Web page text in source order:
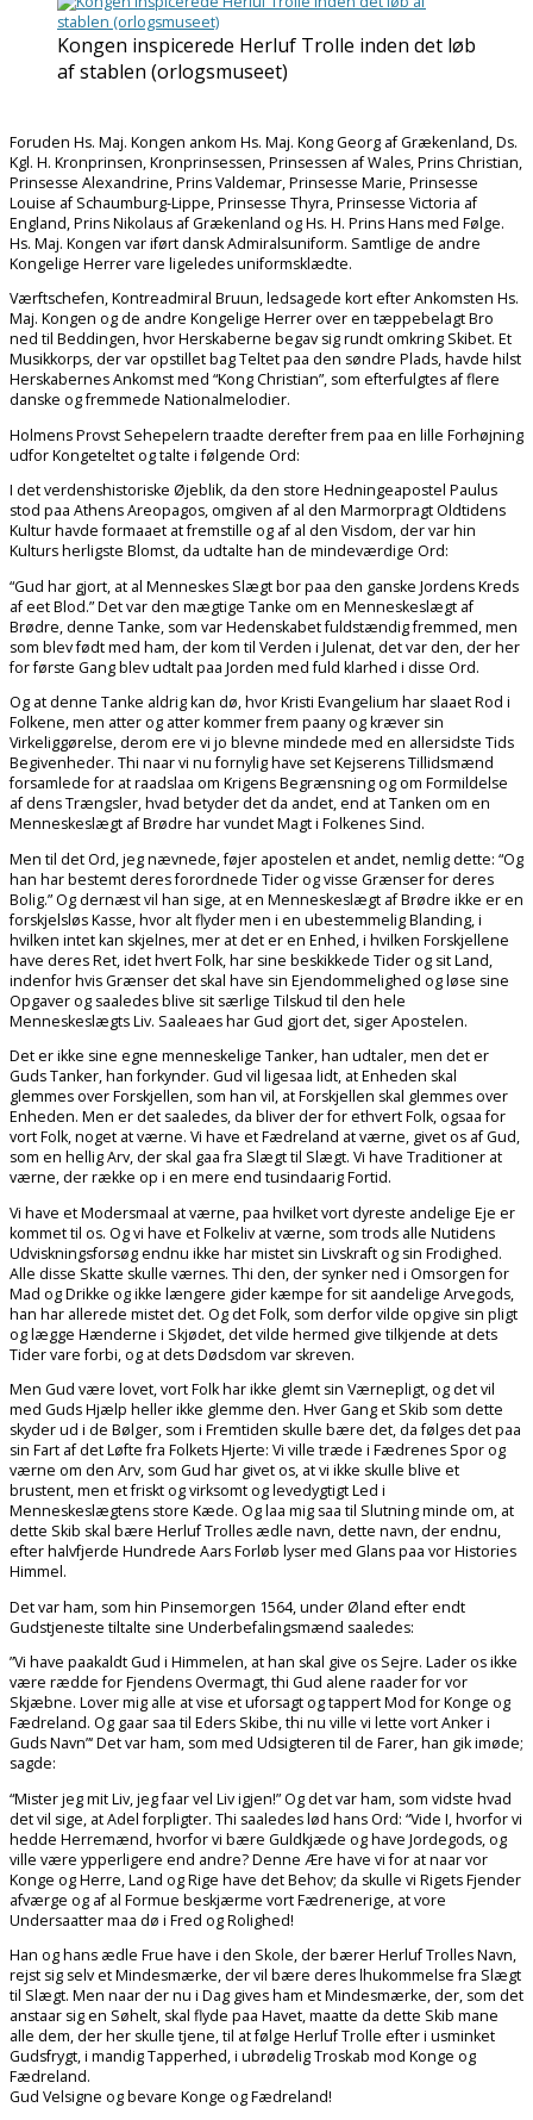
Kongen inspicerede Herluf Trolle inden det løb
af stablen (orlogsmuseet)
Foruden Hs. Maj. Kongen ankom Hs. Maj. Kong Georg af Grækenland, Ds.
Kgl. H. Kronprinsen, Kronprinsessen, Prinsessen af Wales, Prins Christian,
Prinsesse Alexandrine, Prins Valdemar, Prinsesse Marie, Prinsesse
Louise af Schaumburg-Lippe, Prinsesse Thyra, Prinsesse Victoria af
England, Prins Nikolaus af Grækenland og Hs. H. Prins Hans med Følge.
Hs. Maj. Kongen var iført dansk Admiralsuniform. Samtlige de andre
Kongelige Herrer vare ligeledes uniformsklædte.
Værftschefen, Kontreadmiral Bruun, ledsagede kort efter Ankomsten Hs.
Maj. Kongen og de andre Kongelige Herrer over en tæppebelagt Bro
ned til Beddingen, hvor Herskaberne begav sig rundt omkring Skibet. Et
Musikkorps, der var opstillet bag Teltet paa den søndre Plads, havde hilst
Herskabernes Ankomst med “Kong Christian”, som efterfulgtes af flere
danske og fremmede Nationalmelodier.
Holmens Provst Sehepelern traadte derefter frem paa en lille Forhøjning
udfor Kongeteltet og talte i følgende Ord:
I det verdenshistoriske Øjeblik, da den store Hedningeapostel Paulus
stod paa Athens Areopagos, omgiven af al den Marmorpragt Oldtidens
Kultur havde formaaet at fremstille og af al den Visdom, der var hin
Kulturs herligste Blomst, da udtalte han de mindeværdige Ord:
“Gud har gjort, at al Menneskes Slægt bor paa den ganske Jordens Kreds
af eet Blod.” Det var den mægtige Tanke om en Menneskeslægt af
Brødre, denne Tanke, som var Hedenskabet fuldstændig fremmed, men
som blev født med ham, der kom til Verden i Julenat, det var den, der her
for første Gang blev udtalt paa Jorden med fuld klarhed i disse Ord.
Og at denne Tanke aldrig kan dø, hvor Kristi Evangelium har slaaet Rod i
Folkene, men atter og atter kommer frem paany og kræver sin
Virkeliggørelse, derom ere vi jo blevne mindede med en allersidste Tids
Begivenheder. Thi naar vi nu fornylig have set Kejserens Tillidsmænd
forsamlede for at raadslaa om Krigens Begrænsning og om Formildelse
af dens Trængsler, hvad betyder det da andet, end at Tanken om en
Menneskeslægt af Brødre har vundet Magt i Folkenes Sind.
Men til det Ord, jeg nævnede, føjer apostelen et andet, nemlig dette: “Og
han har bestemt deres forordnede Tider og visse Grænser for deres
Bolig.” Og dernæst vil han sige, at en Menneskeslægt af Brødre ikke er en
forskjelsløs Kasse, hvor alt flyder men i en ubestemmelig Blanding, i
hvilken intet kan skjelnes, mer at det er en Enhed, i hvilken Forskjellene
have deres Ret, idet hvert Folk, har sine beskikkede Tider og sit Land,
indenfor hvis Grænser det skal have sin Ejendommelighed og løse sine
Opgaver og saaledes blive sit særlige Tilskud til den hele
Menneskeslægts Liv. Saaleaes har Gud gjort det, siger Apostelen.
Det er ikke sine egne menneskelige Tanker, han udtaler, men det er
Guds Tanker, han forkynder. Gud vil ligesaa lidt, at Enheden skal
glemmes over Forskjellen, som han vil, at Forskjellen skal glemmes over
Enheden. Men er det saaledes, da bliver der for ethvert Folk, ogsaa for
vort Folk, noget at værne. Vi have et Fædreland at værne, givet os af Gud,
som en hellig Arv, der skal gaa fra Slægt til Slægt. Vi have Traditioner at
værne, der række op i en mere end tusindaarig Fortid.
Vi have et Modersmaal at værne, paa hvilket vort dyreste andelige Eje er
kommet til os. Og vi have et Folkeliv at værne, som trods alle Nutidens
Udviskningsforsøg endnu ikke har mistet sin Livskraft og sin Frodighed.
Alle disse Skatte skulle værnes. Thi den, der synker ned i Omsorgen for
Mad og Drikke og ikke længere gider kæmpe for sit aandelige Arvegods,
han har allerede mistet det. Og det Folk, som derfor vilde opgive sin pligt
og lægge Hænderne i Skjødet, det vilde hermed give tilkjende at dets
Tider vare forbi, og at dets Dødsdom var skreven.
Men Gud være lovet, vort Folk har ikke glemt sin Værnepligt, og det vil
med Guds Hjælp heller ikke glemme den. Hver Gang et Skib som dette
skyder ud i de Bølger, som i Fremtiden skulle bære det, da følges det paa
sin Fart af det Løfte fra Folkets Hjerte: Vi ville træde i Fædrenes Spor og
værne om den Arv, som Gud har givet os, at vi ikke skulle blive et
brustent, men et friskt og virksomt og levedygtigt Led i
Menneskeslægtens store Kæde. Og laa mig saa til Slutning minde om, at
dette Skib skal bære Herluf Trolles ædle navn, dette navn, der endnu,
efter halvfjerde Hundrede Aars Forløb lyser med Glans paa vor Histories
Himmel.
Det var ham, som hin Pinsemorgen 1564, under Øland efter endt
Gudstjeneste tiltalte sine Underbefalingsmænd saaledes:
”Vi have paakaldt Gud i Himmelen, at han skal give os Sejre. Lader os ikke
være rædde for Fjendens Overmagt, thi Gud alene raader for vor
Skjæbne. Lover mig alle at vise et uforsagt og tappert Mod for Konge og
Fædreland. Og gaar saa til Eders Skibe, thi nu ville vi lette vort Anker i
Guds Navn”‘ Det var ham, som med Udsigteren til de Farer, han gik imøde;
sagde:
“Mister jeg mit Liv, jeg faar vel Liv igjen!” Og det var ham, som vidste hvad
det vil sige, at Adel forpligter. Thi saaledes lød hans Ord: “Vide I, hvorfor vi
hedde Herremænd, hvorfor vi bære Guldkjæde og have Jordegods, og
ville være ypperligere end andre? Denne Ære have vi for at naar vor
Konge og Herre, Land og Rige have det Behov; da skulle vi Rigets Fjender
afværge og af al Formue beskjærme vort Fædrenerige, at vore
Undersaatter maa dø i Fred og Rolighed!
Han og hans ædle Frue have i den Skole, der bærer Herluf Trolles Navn,
rejst sig selv et Mindesmærke, der vil bære deres lhukommelse fra Slægt
til Slægt. Men naar der nu i Dag gives ham et Mindesmærke, der, som det
anstaar sig en Søhelt, skal flyde paa Havet, maatte da dette Skib mane
alle dem, der her skulle tjene, til at følge Herluf Trolle efter i usminket
Gudsfrygt, i mandig Tapperhed, i ubrødelig Troskab mod Konge og
Fædreland.
Gud Velsigne og bevare Konge og Fædreland!